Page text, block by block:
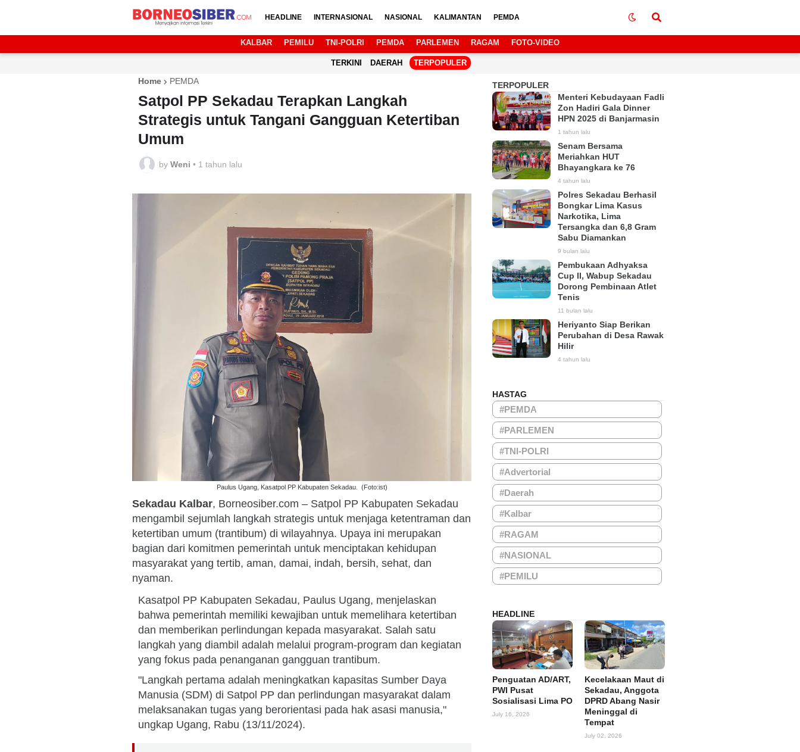
HEADLINE INTERNASIONAL NASIONAL KALIMANTAN PEMDA
KALBAR PEMILU TNI-POLRI PEMDA PARLEMEN RAGAM FOTO-VIDEO
TERKINI DAERAH TERPOPULER
Home PEMDA
Satpol PP Sekadau Terapkan Langkah
Strategis untuk Tangani Gangguan Ketertiban
Umum
by Weni • 1 tahun lalu
Paulus Ugang, Kasatpol PP Kabupaten Sekadau. (Foto:ist)
Sekadau Kalbar, Borneosiber.com – Satpol PP Kabupaten Sekadau
mengambil sejumlah langkah strategis untuk menjaga ketentraman dan
ketertiban umum (trantibum) di wilayahnya. Upaya ini merupakan
bagian dari komitmen pemerintah untuk menciptakan kehidupan
masyarakat yang tertib, aman, damai, indah, bersih, sehat, dan
nyaman.
Kasatpol PP Kabupaten Sekadau, Paulus Ugang, menjelaskan
bahwa pemerintah memiliki kewajiban untuk memelihara ketertiban
dan memberikan perlindungan kepada masyarakat. Salah satu
langkah yang diambil adalah melalui program-program dan kegiatan
yang fokus pada penanganan gangguan trantibum.
"Langkah pertama adalah meningkatkan kapasitas Sumber Daya
Manusia (SDM) di Satpol PP dan perlindungan masyarakat dalam
melaksanakan tugas yang berorientasi pada hak asasi manusia,"
ungkap Ugang, Rabu (13/11/2024).
TERPOPULER
Menteri Kebudayaan Fadli
Zon Hadiri Gala Dinner
HPN 2025 di Banjarmasin
1 tahun lalu
Senam Bersama
Meriahkan HUT
Bhayangkara ke 76
4 tahun lalu
Polres Sekadau Berhasil
Bongkar Lima Kasus
Narkotika, Lima
Tersangka dan 6,8 Gram
Sabu Diamankan
9 bulan lalu
Pembukaan Adhyaksa
Cup II, Wabup Sekadau
Dorong Pembinaan Atlet
Tenis
11 bulan lalu
Heriyanto Siap Berikan
Perubahan di Desa Rawak
Hilir
4 tahun lalu
HASTAG
#PEMDA
#PARLEMEN
#TNI-POLRI
#Advertorial
#Daerah
#Kalbar
#RAGAM
#NASIONAL
#PEMILU
HEADLINE
Penguatan AD/ART,
PWI Pusat
Sosialisasi Lima PO
July 16, 2026
Kecelakaan Maut di
Sekadau, Anggota
DPRD Abang Nasir
Meninggal di
Tempat
July 02, 2026